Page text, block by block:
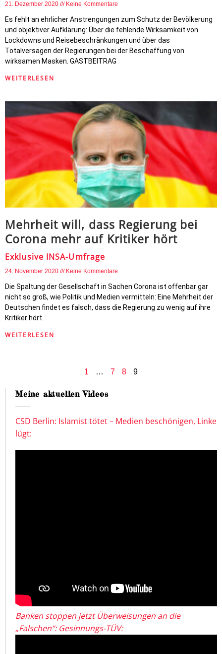
21. Dezember 2020 Keine Kommentare
Es fehlt an ehrlicher Anstrengungen zum Schutz der Bevölkerung
und objektiver Aufklärung: Über die fehlende Wirksamkeit von
Lockdowns und Reisebeschränkungen und über das
Totalversagen der Regierungen bei der Beschaffung von
wirksamen Masken. GASTBEITRAG
WEITERLESEN
Mehrheit will, dass Regierung bei
Corona mehr auf Kritiker hört
Exklusive INSA-Umfrage
24. November 2020 Keine Kommentare
Die Spaltung der Gesellschaft in Sachen Corona ist offenbar gar
nicht so groß, wie Politik und Medien vermitteln: Eine Mehrheit der
Deutschen findet es falsch, dass die Regierung zu wenig auf ihre
Kritiker hört.
WEITERLESEN
1 … 7 8 9
Meine aktuellen Videos
CSD Berlin: Islamist tötet – Medien beschönigen, Linke
lügt:
Banken stoppen jetzt Überweisungen an die
„Falschen“: Gesinnungs-TÜV: